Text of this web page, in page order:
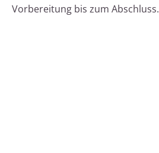
Vorbereitung bis zum Abschluss.